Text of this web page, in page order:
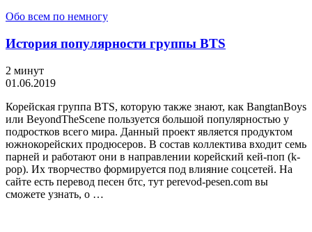
Обо всем по немногу
История популярности группы BTS
2 минут
01.06.2019
Корейская группа BTS, которую также знают, как BangtanBoys
или BeyondTheScene пользуется большой популярностью у
подростков всего мира. Данный проект является продуктом
южнокорейских продюсеров. В состав коллектива входит семь
парней и работают они в направлении корейский кей-поп (k-
pop). Их творчество формируется под влияние соцсетей. На
сайте есть перевод песен бтс, тут perevod-pesen.com вы
сможете узнать, о …